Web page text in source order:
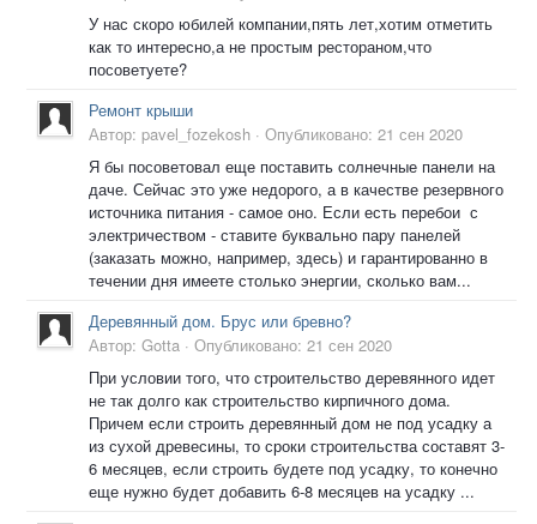
У нас скоро юбилей компании,пять лет,хотим отметить
как то интересно,а не простым рестораном,что
посоветуете?
Ремонт крыши
Автор: pavel_fozekosh · Опубликовано: 21 сен 2020
Я бы посоветовал еще поставить солнечные панели на
даче. Сейчас это уже недорого, а в качестве резервного
источника питания - самое оно. Если есть перебои с
электричеством - ставите буквально пару панелей
(заказать можно, например, здесь) и гарантированно в
течении дня имеете столько энергии, сколько вам...
Деревянный дом. Брус или бревно?
Автор: Gotta · Опубликовано: 21 сен 2020
При условии того, что строительство деревянного идет
не так долго как строительство кирпичного дома.
Причем если строить деревянный дом не под усадку а
из сухой древесины, то сроки строительства составят 3-
6 месяцев, если строить будете под усадку, то конечно
еще нужно будет добавить 6-8 месяцев на усадку ...